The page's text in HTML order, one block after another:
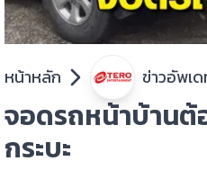
หน้าหลัก ข่าวอัพเ
จอดรถหน้าบ้านต้
กระบะ